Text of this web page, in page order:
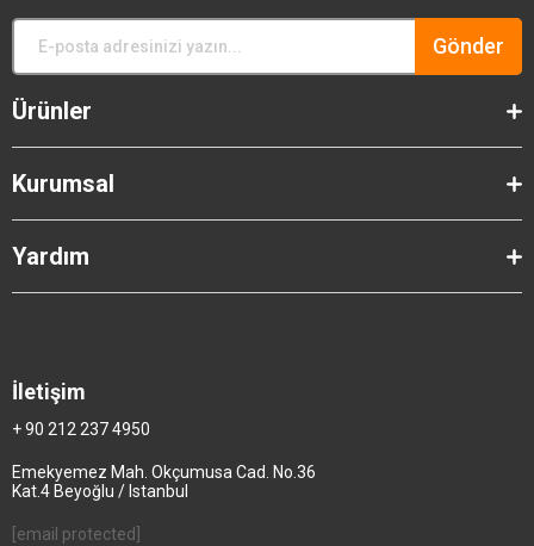
Gönder
Ürünler
Kurumsal
Yardım
İletişim
+ 90 212 237 4950
Emekyemez Mah. Okçumusa Cad. No.36
Kat.4 Beyoğlu / Istanbul
[email protected]